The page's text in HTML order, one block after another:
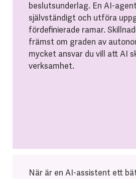
beslutsunderlag. En AI-
självständigt och utföra
fördefinierade ramar.
främst om graden av
mycket ansvar du vill att AI
verksamhet.
När är en AI-assistent ett